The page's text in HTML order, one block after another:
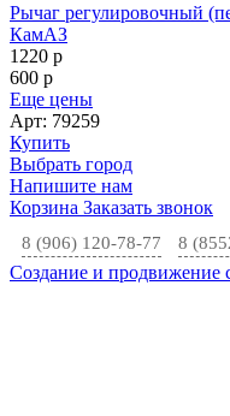
Рычаг регулировочный
КамАЗ
1220 p
600 p
Еще цены
Арт: 79259
Купить
Выбрать город
Напишите нам
Корзина Заказать звонок
8 (906) 120-78-77 8
Создание и продвижение